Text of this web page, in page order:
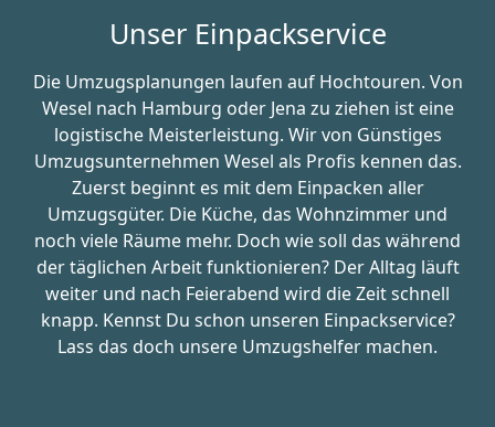
Unser Einpackservice
Die Umzugsplanungen laufen auf Hochtouren. Von
Wesel nach Hamburg oder Jena zu ziehen ist eine
logistische Meisterleistung. Wir von Günstiges
Umzugsunternehmen Wesel als Profis kennen das.
Zuerst beginnt es mit dem Einpacken aller
Umzugsgüter. Die Küche, das Wohnzimmer und
noch viele Räume mehr. Doch wie soll das während
der täglichen Arbeit funktionieren? Der Alltag läuft
weiter und nach Feierabend wird die Zeit schnell
knapp. Kennst Du schon unseren Einpackservice?
Lass das doch unsere Umzugshelfer machen.